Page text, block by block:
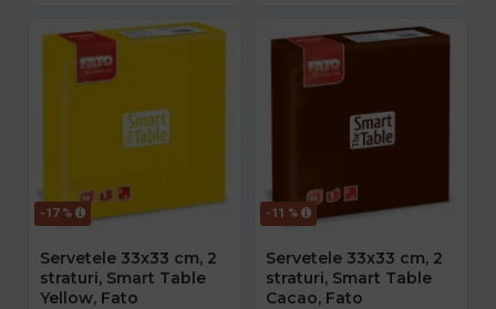
-17 %
Servetele 33x33 cm, 2
straturi, Smart Table
Yellow, Fato
-11 %
Servetele 33x33 cm, 2
straturi, Smart Table
Cacao, Fato